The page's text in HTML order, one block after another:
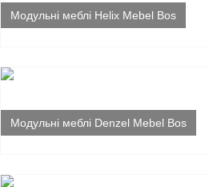
Модульні меблі Helix Mebel Bos
Модульні меблі Denzel Mebel Bos